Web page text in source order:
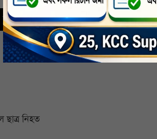
Twitter Linkedin
ছাত্র নিহত